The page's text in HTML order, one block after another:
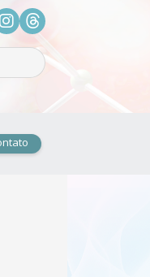
Instagram
Threads